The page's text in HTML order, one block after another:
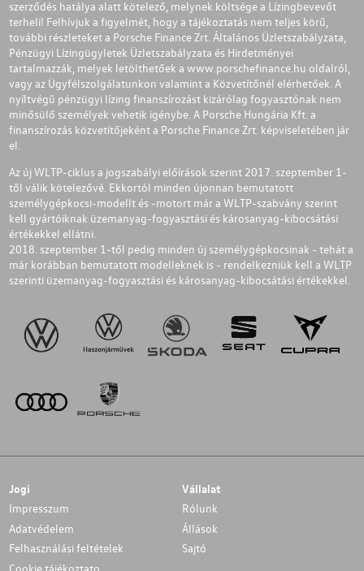
szerződés hatálya alatt kötelező, melynek költsége a Lízingbevevőt
terheli! Felhívjuk a figyelmét, hogy a tájékoztatás nem teljes körű,
további részleteket a Porsche Finance Zrt. Általános Üzletszabályzata,
Pénzügyi Lízingügyletek Üzletszabályzata és Hirdetményei
tartalmazzák, melyek letölthetőek a www.porschefinance.hu oldalról,
vagy az Ügyfélszolgálatunkon valamint a Közvetítőnél elérhetőek. A
nyíltvégű pénzügyi lízing finanszírozást kizárólag fogyasztónak nem
minősülő személyek vehetik igénybe. A Porsche Hungária Kft. a
finanszírozás közvetítőjeként a Porsche Finance Zrt. képviseletében jár
el.
Az új WLTP-ciklus a jogszabályi előírások szerint 2017. szeptember 1-
től válik kötelezővé. Ekkortól minden újonnan bemutatott
személygépkocsi-modellt és -motort már a WLTP-szabvány szerint
kell gyártóiknak üzemanyag-fogyasztási és károsanyag-kibocsátási
értékekkel ellátni.
2018. szeptember 1-től pedig minden új személygépkocsinak - tehát a
már korábban bemutatott modelleknek is - rendelkezniük kell a WLTP
szerinti üzemanyag-fogyasztási és károsanyag-kibocsátási értékekkel.
Jogi
Impresszum
Adatvédelem
Felhasználási feltételek
Vállalat
Rólunk
Állások
Sajtó